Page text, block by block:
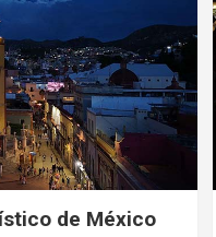
de México